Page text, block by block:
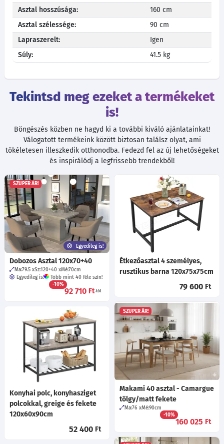
Asztal hosszúsága:
160 cm
Asztal szélessége:
90 cm
Lapraszerelt:
Igen
Súly:
41.5 kg
Tekintsd meg ezeket a termékeket
is!
Böngészés közben ne hagyd ki a további kiváló ajánlatainkat!
Válogatott termékeink között biztosan találsz olyat, ami
tökéletesen illeszkedik otthonodba. Fedezd fel az új lehetőségeket
és inspirálódj a legfrissebb trendekből!
SZUPER ÁR!
Egyedileg is!
Dobozos Asztal 120x70+40
Ma:79.5 Sz:120+40 Mé:70cm
Egyedileg is!
Több mint 40 féle szín!
-10%
92 710 Ft-tól
Étkezőasztal 4 személyes,
rusztikus barna 120x75x75cm
79 600 Ft
SZUPER ÁR!
Makami 40 asztal - Camargue
tölgy/matt fekete
Ma:76 Mé:90cm
-10%
160 025 Ft
Konyhai polc, konyhasziget
polcokkal, greige és fekete
120x60x90cm
52 400 Ft